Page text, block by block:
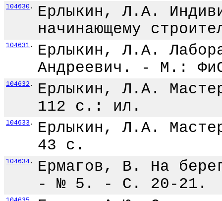
104630 .
Ерлыкин, Л.А.
начинающему
104631 .
Ерлыкин, Л.А.
Андреевич. - М.:
104632 .
Ерлыкин, Л.А.
112 с.: ил.
104633 .
Ерлыкин, Л.А.
43 с.
104634 .
Ермагов, В. На
- № 5. - С. 20-21.